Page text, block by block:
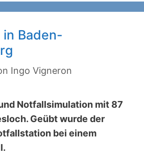
Baden-
Ingo Vigneron
Notfallsimulation mit 87
Geübt wurde der
bei einem